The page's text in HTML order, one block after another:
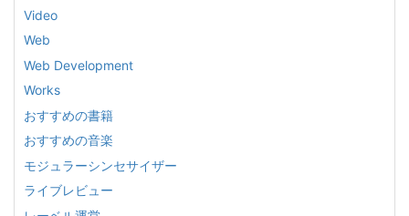
Video
Web
Web Development
Works
おすすめの書籍
おすすめの音楽
モジュラーシンセサイザー
ライブレビュー